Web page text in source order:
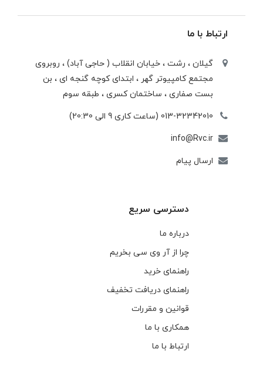
ارتباط با ما
گیلان ، رشت ، خيابان انقلاب ( حاجی آباد) ، روبروی
مجتمع كامپيوتر گهر ، ابتدای كوچه گنجه ای ، بن
بست صفاری ، ساختمان كسری ، طبقه سوم
013-32342010 (ساعت کاری 9 الی 20:30)
info@Rvc.ir
ارسال پیام
دسترسی سریع
درباره ما
چرا از آر وی سی بخریم
راهنمای خرید
راهنمای دریافت تخفیف
قوانین و مقررات
همکاری با ما
ارتباط با ما